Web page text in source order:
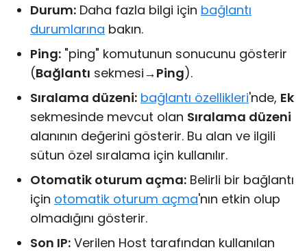
Durum: Daha fazla bilgi için bağlantı
durumlarına bakın.
Ping: "ping" komutunun sonucunu gösterir
(Bağlantı sekmesi→Ping).
Sıralama düzeni: bağlantı özellikleri'nde, Ek
sekmesinde mevcut olan Sıralama düzeni
alanının değerini gösterir. Bu alan ve ilgili
sütun özel sıralama için kullanılır.
Otomatik oturum açma: Belirli bir bağlantı
için otomatik oturum açma'nın etkin olup
olmadığını gösterir.
Son IP: Verilen Host tarafından kullanılan